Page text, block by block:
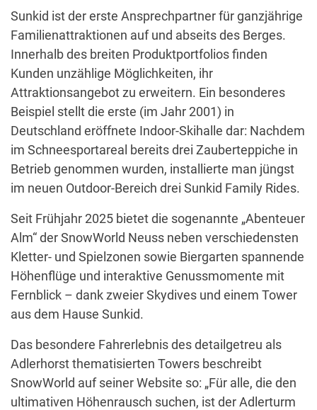
Sunkid ist der erste Ansprechpartner für ganzjährige
Familienattraktionen auf und abseits des Berges.
Innerhalb des breiten Produktportfolios finden
Kunden unzählige Möglichkeiten, ihr
Attraktionsangebot zu erweitern. Ein besonderes
Beispiel stellt die erste (im Jahr 2001) in
Deutschland eröffnete Indoor-Skihalle dar: Nachdem
im Schneesportareal bereits drei Zauberteppiche in
Betrieb genommen wurden, installierte man jüngst
im neuen Outdoor-Bereich drei Sunkid Family Rides.
Seit Frühjahr 2025 bietet die sogenannte „Abenteuer
Alm“ der SnowWorld Neuss neben verschiedensten
Kletter- und Spielzonen sowie Biergarten spannende
Höhenflüge und interaktive Genussmomente mit
Fernblick – dank zweier Skydives und einem Tower
aus dem Hause Sunkid.
Das besondere Fahrerlebnis des detailgetreu als
Adlerhorst thematisierten Towers beschreibt
SnowWorld auf seiner Website so: „Für alle, die den
ultimativen Höhenrausch suchen, ist der Adlerturm